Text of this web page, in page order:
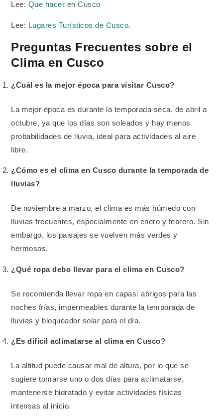
Lee: Que hacer en Cusco
Lee: Lugares Turísticos de Cusco.
Preguntas Frecuentes sobre el
Clima en Cusco
¿Cuál es la mejor época para visitar Cusco?
La mejor época es durante la temporada seca, de abril a
octubre, ya que los días son soleados y hay menos
probabilidades de lluvia, ideal para actividades al aire
libre.
¿Cómo es el clima en Cusco durante la temporada de
lluvias?
De noviembre a marzo, el clima es más húmedo con
lluvias frecuentes, especialmente en enero y febrero. Sin
embargo, los paisajes se vuelven más verdes y
hermosos.
¿Qué ropa debo llevar para el clima en Cusco?
Se recomienda llevar ropa en capas: abrigos para las
noches frías, impermeables durante la temporada de
lluvias y bloqueador solar para el día.
¿Es difícil aclimatarse al clima en Cusco?
La altitud puede causar mal de altura, por lo que se
sugiere tomarse uno o dos días para aclimatarse,
mantenerse hidratado y evitar actividades físicas
intensas al inicio.